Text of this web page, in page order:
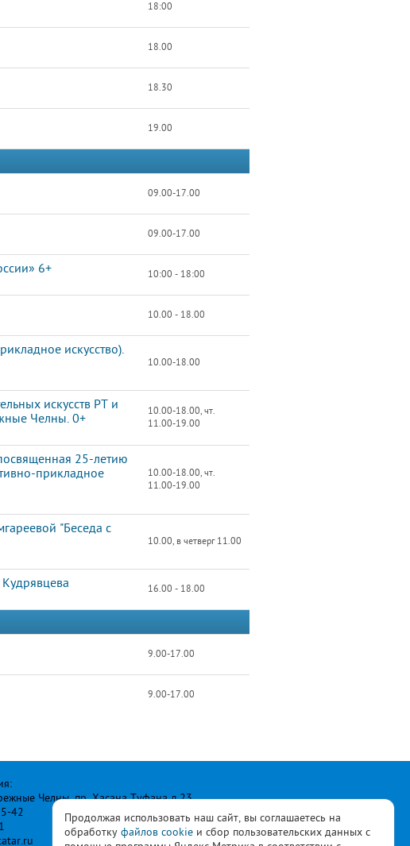
Продолжая использовать наш сайт, вы соглашаетесь на
обработку файлов cookie и сбор пользовательских данных с
18:00
18.00
18.30
19.00
09.00-17.00
09.00-17.00
6+ 10:00 - 18:00
10.00 - 18.00
искусство).
10.00-18.00
искусств РТ и
Челны. 0+
10.00-18.00, чт.
11.00-19.00
25-летию
прикладное
10.00-18.00, чт.
11.00-19.00
"Беседа с
10.00, в четверг 11.00
16.00 - 18.00
9.00-17.00
9.00-17.00
Челны, пр. Хасана Туфана д.23
42